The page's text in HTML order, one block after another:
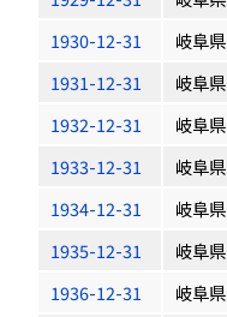
1930-12-31
岐阜県
1931-12-31
岐阜県
1932-12-31
岐阜県
1933-12-31
岐阜県
1934-12-31
岐阜県
1935-12-31
岐阜県
1936-12-31
岐阜県